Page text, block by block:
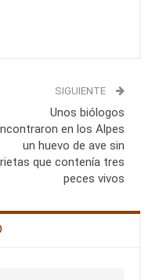
SIGUIENTE
Unos biólogos
en los Alpes
un huevo de ave sin
que contenía tres
peces vivos